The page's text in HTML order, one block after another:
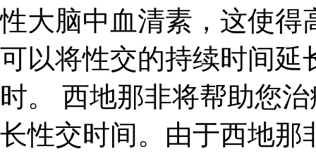
性大脑中血清素，这使得
可以将性交的持续时间延
时。 西地那非将帮助您
长性交时间。由于西地那